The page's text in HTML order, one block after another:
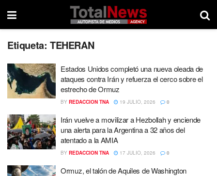
Etiqueta: TEHERAN
Estados Unidos completó una nueva oleada de
ataques contra Irán y refuerza el cerco sobre el
estrecho de Ormuz
BY REDACCION TNA 19 JULIO, 2026 0
Irán vuelve a movilizar a Hezbollah y enciende
una alerta para la Argentina a 32 años del
atentado a la AMIA
BY REDACCION TNA 17 JULIO, 2026 0
Ormuz, el talón de Aquiles de Washington